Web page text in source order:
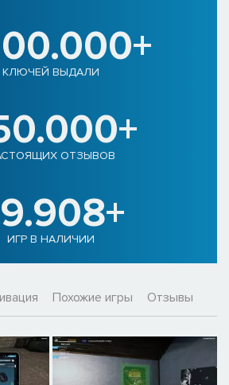
КЛЮЧЕЙ ВЫДАЛИ
ОТЗЫВОВ
ИГР В НАЛИЧИИ
Похожие игры Отзывы